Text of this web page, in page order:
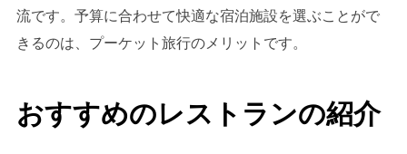
流です。予算に合わせて快適な宿泊施設を選ぶことがで
きるのは、プーケット旅行のメリットです。
おすすめのレストランの紹介